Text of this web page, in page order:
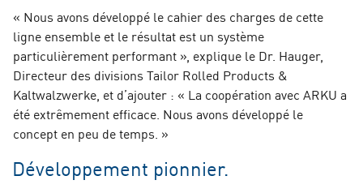
« Nous avons développé le cahier des charges de cette
ligne ensemble et le résultat est un système
particulièrement performant », explique le Dr. Hauger,
Directeur des divisions Tailor Rolled Products &
Kaltwalzwerke, et d’ajouter : « La coopération avec ARKU a
été extrêmement efficace. Nous avons développé le
concept en peu de temps. »
Développement pionnier.